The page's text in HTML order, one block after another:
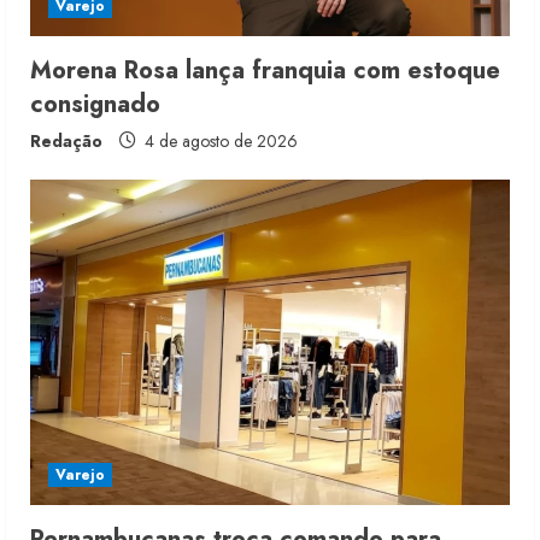
n
g
Varejo
Morena Rosa lança franquia com estoque
consignado
Redação 4 de agosto de 2026
Varejo